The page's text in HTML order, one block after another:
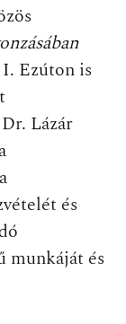
Ezúton is
Lázár
és
munkáját és